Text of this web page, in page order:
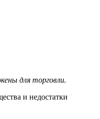
для торговли.